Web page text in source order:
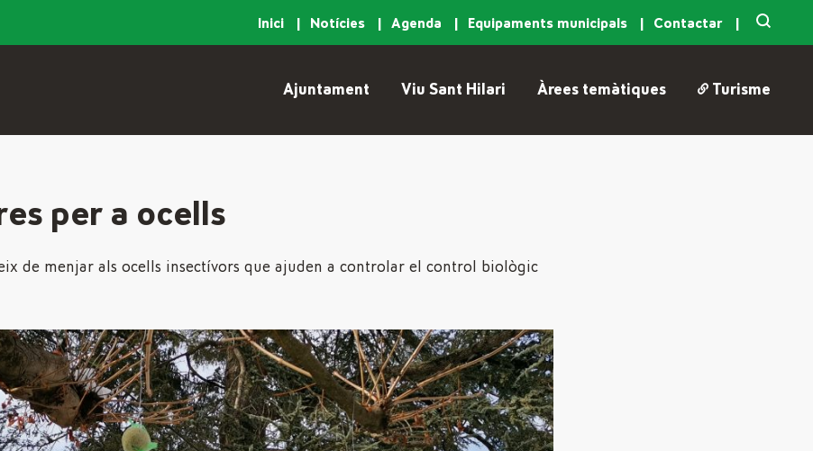
Inici Notícies Agenda Equipaments municipals Contactar
Ajuntament Viu Sant Hilari Àrees temàtiques Turisme
per a ocells
de menjar als ocells insectívors que ajuden a controlar el control biològic